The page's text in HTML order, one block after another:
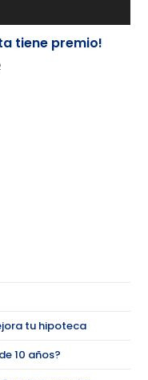
tiene premio!
tu hipoteca
10 años?